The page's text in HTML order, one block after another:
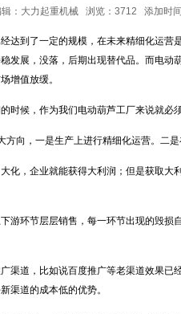
辑：大力起重机械 浏览：3712 添加时
达到了一定的规模，在未来精细化运
发展，没落，后期出现替代品。而电
增值放缓。
时候，作为我们电动葫芦工厂来说就必
向，一是生产上进行精细化运营。二是
化，企业就能获得大利润；但是获取
游环节层层销售，每一环节出现的毁
渠道，比如说百度推广等老渠道效果
渠道的成本低的优势。